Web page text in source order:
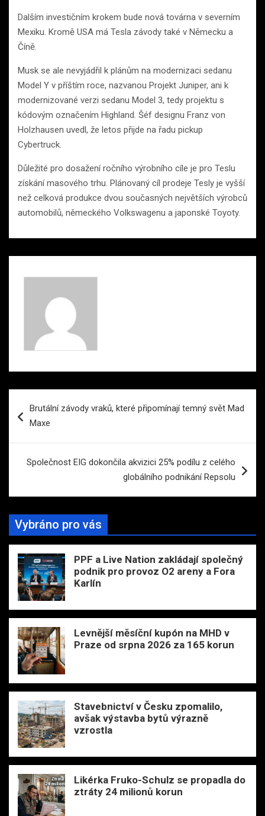
Dalším investičním krokem bude nová továrna v severním
Mexiku. Kromě USA má Tesla závody také v Německu a
Číně.
Musk se ale nevyjádřil k plánům na modernizaci sedanu
Model Y v příštím roce, nazvanou Projekt Juniper, ani k
modernizované verzi sedanu Model 3, tedy projektu s
kódovým označením Highland. Šéf designu Franz von
Holzhausen uvedl, že letos přijde na řadu pickup
Cybertruck.
Důležité pro dosažení ročního výrobního cíle je pro Teslu
získání masového trhu. Plánovaný cíl prodeje Tesly je vyšší
než celková produkce dvou současných největších výrobců
automobilů, německého Volkswagenu a japonské Toyoty.
proBrutální závody vraků, které připomínají temný svět Mad
Maxe
Společnost EIG dokončila akvizici 25% podílu z celého
globálního podnikání Repsolu
Vybráno pro vás
PPF a Live Nation zakládají společný
podnik pro provoz O2 areny a Fora
Karlín
Levnější měsíční kupón na MHD v
Praze od srpna 2026 za 165 korun
Stavebnictví v Česku zpomalilo,
avšak výstavba bytů výrazně
vzrostla
Likérka Fruko-Schulz se propadla do
ztráty 24 milionů korun